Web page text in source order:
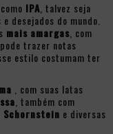
IPA , talvez seja
desejados do mundo.
mais amargas , com
trazer notas
estilo costumam ter
, com suas latas
, também com
Schornstein e diversas